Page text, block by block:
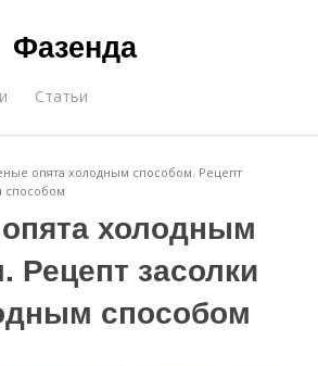
Фазенда
Статьи
опята холодным способом. Рецепт
способом
холодным
Рецепт засолки
способом